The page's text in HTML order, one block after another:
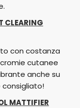
CLEARING
con costanza
cutanee
anche su
MATTIFIER